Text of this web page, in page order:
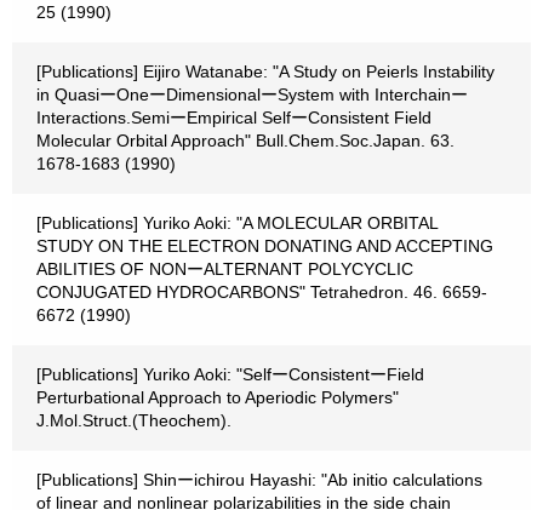
25 (1990)
[Publications] Eijiro Watanabe: "A Study on Peierls Instability
in QuasiーOneーDimensionalーSystem with Interchainー
Interactions.SemiーEmpirical SelfーConsistent Field
Molecular Orbital Approach" Bull.Chem.Soc.Japan. 63.
1678-1683 (1990)
[Publications] Yuriko Aoki: "A MOLECULAR ORBITAL
STUDY ON THE ELECTRON DONATING AND ACCEPTING
ABILITIES OF NONーALTERNANT POLYCYCLIC
CONJUGATED HYDROCARBONS" Tetrahedron. 46. 6659-
6672 (1990)
[Publications] Yuriko Aoki: "SelfーConsistentーField
Perturbational Approach to Aperiodic Polymers"
J.Mol.Struct.(Theochem).
[Publications] Shinーichirou Hayashi: "Ab initio calculations
of linear and nonlinear polarizabilities in the side chain